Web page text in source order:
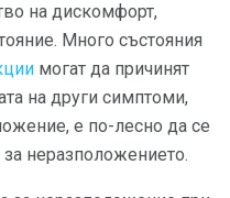
на дискомфорт,
Много състояния
могат да причинят
на други симптоми,
е по-лесно да се
неразположението.